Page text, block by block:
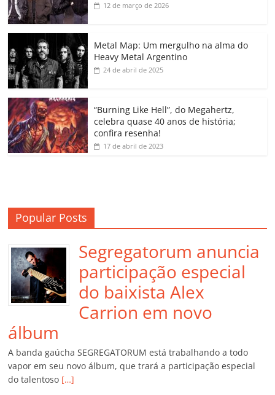
b
o
o
k
A
p
dI e
a
ss
o
m
k h
12 de março de 2026
Metal Map: Um mergulho na alma do
Heavy Metal Argentino
24 de abril de 2025
“Burning Like Hell”, do Megahertz,
celebra quase 40 anos de história;
confira resenha!
17 de abril de 2023
Popular Posts
Segregatorum anuncia
participação especial
do baixista Alex
Carrion em novo
álbum
A banda gaúcha SEGREGATORUM está trabalhando a todo
vapor em seu novo álbum, que trará a participação especial
do talentoso […]